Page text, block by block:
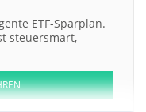
ETF-Sparplan.
steuersmart,